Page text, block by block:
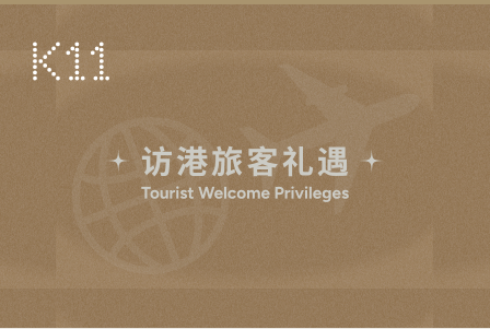
艺术及文化
店铺
美馔
活动